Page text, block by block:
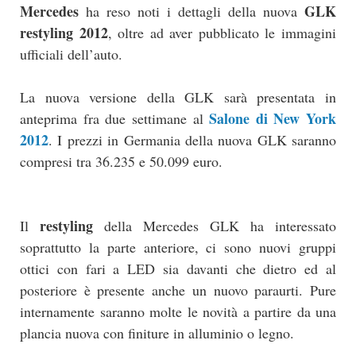
Mercedes ha reso noti i dettagli della nuova GLK
restyling 2012, oltre ad aver pubblicato le immagini
ufficiali dell’auto.
La nuova versione della GLK sarà presentata in
anteprima fra due settimane alSalone di New York
2012. I prezzi in Germania della nuova GLK saranno
compresi tra 36.235 e 50.099 euro.
Il restyling della Mercedes GLK ha interessato
soprattutto la parte anteriore, ci sono nuovi gruppi
ottici con fari a LED sia davanti che dietro ed al
posteriore è presente anche un nuovo paraurti. Pure
internamente saranno molte le novità a partire da una
plancia nuova con finiture in alluminio o legno.